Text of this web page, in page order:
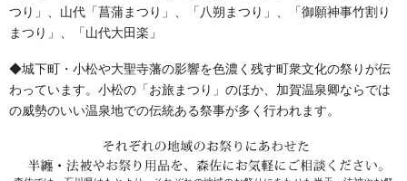
お祭備品と豆知識
お祭用品・品目
獅子舞・衣裳・別仕立・小物
祭り前掛け・けんたい・胸当て
つり」、山代「菖蒲まつり」、「八朔まつり」、「御願神事竹割り
まつり」、「山代大田楽」
◆城下町・小松や大聖寺藩の影響を色濃く残す町衆文化の祭りが伝
わっています。小松の「お旅まつり」のほか、加賀温泉卿ならでは
の威勢のいい温泉地での伝統ある祭事が多く行われます。